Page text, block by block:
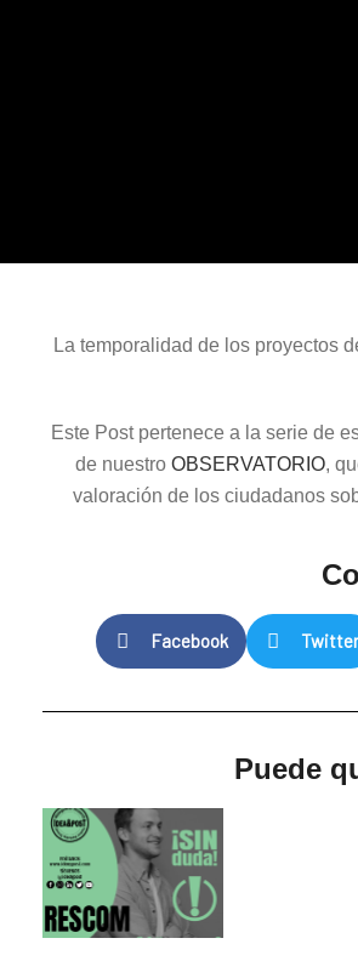
La temporalidad de los proyectos
Este Post pertenece a la serie de
de nuestro OBSERVATORIO,
valoración de los ciudadanos
Facebook Twitter
Puede